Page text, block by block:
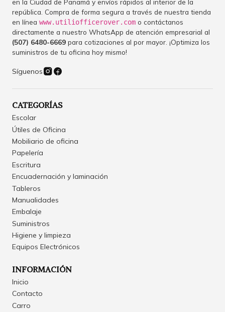
en la Ciudad de Panamá y envíos rápidos al interior de la
república. Compra de forma segura a través de nuestra tienda
en línea www.utiliofficerover.com o contáctanos
directamente a nuestro WhatsApp de atención empresarial al
(507) 6480-6669 para cotizaciones al por mayor. ¡Optimiza los
suministros de tu oficina hoy mismo!
Síguenos
CATEGORÍAS
Escolar
Útiles de Oficina
Mobiliario de oficina
Papelería
Escritura
Encuadernación y laminación
Tableros
Manualidades
Embalaje
Suministros
Higiene y limpieza
Equipos Electrónicos
INFORMACIÓN
Inicio
Contacto
Carro